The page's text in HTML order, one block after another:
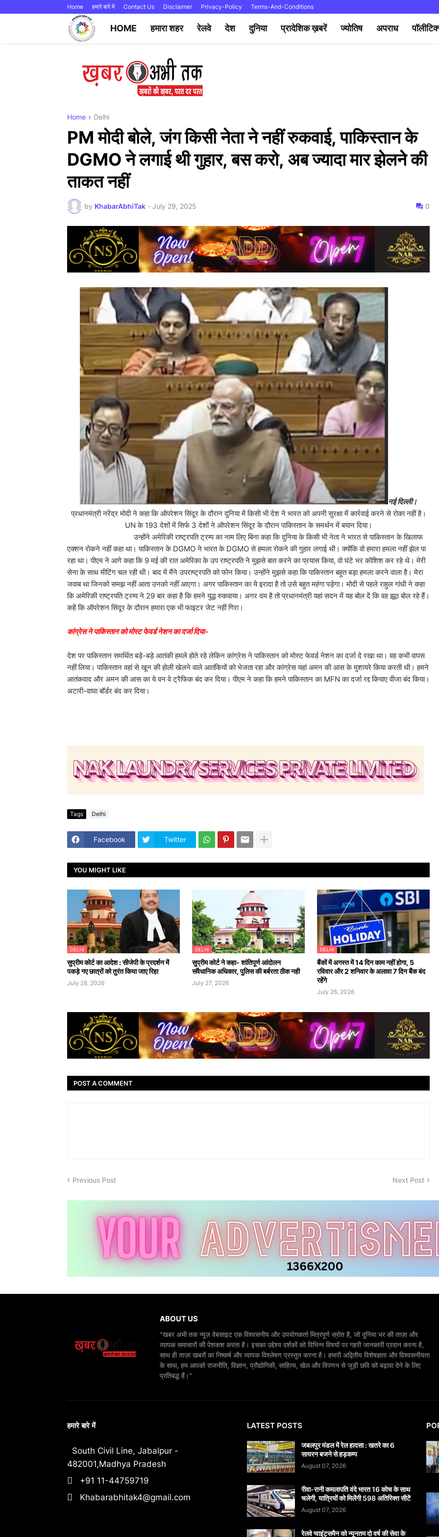
Home हमारे बारे में Contact Us Disclaimer Privacy-Policy Terms-And-Conditions
HOME हमारा शहर रेलवे देश दुनिया प्रादेशिक ख़बरें ज्योतिष अपराध
Home Delhi
PM मोदी बोले, जंग किसी नेता ने नहीं रुकवाई, पाकिस्तान के
DGMO ने लगाई थी गुहार, बस करो, अब ज्यादा मार झेलने की
ताकत नहीं
by KhabarAbhiTak - July 29, 2025 0
नई दिल्ली।
प्रधानमंत्री नरेंद्र मोदी ने कहा कि ऑपरेशन सिंदूर के दौरान दुनिया में किसी भी देश ने भारत को अपनी सुरक्षा में कार्रवाई करने से रोका नहीं है।
UN के 193 देशों में सिर्फ 3 देशों ने ऑपरेशन सिंदूर के दौरान पाकिस्तान के समर्थन में बयान दिया।
उन्होंने अमेरिकी राष्ट्रपति ट्रम्प का नाम लिए बिना कहा कि दुनिया के किसी भी नेता ने भारत से पाकिस्तान के खिलाफ
एक्शन रोकने नहीं कहा था। पाकिस्तान के DGMO ने भारत के DGMO से हमला रोकने की गुहार लगाई थी। क्योंकि वो हमारा हमला नहीं झेल पा
रहा था। पीएम ने आगे कहा कि 9 मई की रात अमेरिका के उप राष्ट्रपति ने मुझसे बात करने का प्रयास किया, वो घंटे भर कोशिश कर रहे थे। मेरी
सेना के साथ मीटिंग चल रही थी। बाद में मैंने उपराष्ट्रपति को फोन किया। उन्होंने मुझसे कहा कि पाकिस्तान बहुत बड़ा हमला करने वाला है। मेरा
जवाब था जिनको समझ नहीं आता उनको नहीं आएगा। अगर पाकिस्तान का ये इरादा है तो उसे बहुत महंगा पड़ेगा। मोदी से पहले राहुल गांधी ने कहा
कि अमेरिकी राष्ट्रपति ट्रम्प ने 29 बार कहा है कि हमने युद्ध रुकवाया। अगर दम है तो प्रधानमंत्री यहां सदन में यह बोल दें कि वह झूठ बोल रहे हैं।
कहें कि ऑपरेशन सिंदूर के दौरान हमारा एक भी फाइटर जेट नहीं गिरा।
कांग्रेस ने पाकिस्तान को मोस्ट फेवर्ड नेशन का दर्जा दिया-
देश पर पाकिस्तान समर्थित बड़े-बड़े आतंकी हमले होते रहे लेकिन कांग्रेस ने पाकिस्तान को मोस्ट फेवर्ड नेशन का दर्जा दे रखा था। वह कभी वापस
नहीं लिया। पाकिस्तान वहां से खून की होली खेलने वाले आतंकियों को भेजता रहा और कांग्रेस यहां अमन की आस के मुशायरे किया करती थी। हमने
आतंकवाद और अमन की आस का ये वन वे ट्रैफिक बंद कर दिया। पीएम ने कहा कि हमने पाकिस्तान का MFN का दर्जा रद्द कियाए वीजा बंद किया।
अटारी-वाघा बॉर्डर बंद कर दिया।
Tags Delhi
Facebook Twitter
YOU MIGHT LIKE
DELHI
सुप्रीम कोर्ट का आदेश : सीजेपी के प्रदर्शन में
पकड़े गए छात्रों को तुरंत किया जाए रिहा
July 28, 2026
DELHI
सुप्रीम कोर्ट ने कहा- शांतिपूर्ण आंदोलन
संवैधानिक अधिकार, पुलिस की बर्बरता ठीक नही
July 27, 2026
DELHI
बैंकों में अगस्त में 14 दिन काम नहीं होगा, 5
रविवार और 2 शनिवार के अलावा 7 दिन बैंक बंद
रहेंगे
July 26, 2026
POST A COMMENT
Previous Post Next Post
ABOUT US
"खबर अभी तक न्यूज़ वेबसाइट एक विश्वसनीय और उपयोगकर्ता मित्रपूर्ण स्रोत है, जो दुनिया भर की ताज़ा और
व्यापक समाचारों की पेशकश करता है। इसका उद्देश्य दर्शकों को विभिन्न विषयों पर गहरी जानकारी प्रदान करना है,
साथ ही ताज़ा खबरों का निष्कर्ष और व्यापक विश्लेषण प्रस्तुत करना है। हमारी अद्वितीय विशेषज्ञता और विश्वसनीयता
के साथ, हम आपको राजनीति, विज्ञान, प्रौद्योगिकी, साहित्य, खेल और विपणन से जुड़ी छवि को बढ़ावा देने के लिए
प्रतिबद्ध हैं।"
हमारे बारे में
South Civil Line, Jabalpur -
482001,Madhya Pradesh
+91 11-44759719
Khabarabhitak4@gmail.com
LATEST POSTS
जबलपुर मंडल में रेल हादसा : खतरे का 6
सायरन बजने से हड़कम्प
August 07, 2026
रीवा-रानी कमलापति वंदे भारत 16 कोच के साथ
चलेगी, यात्रियों को मिलेंगी 598 अतिरिक्त सीटें
August 07, 2026
रेलवे प्वाइंट्समैन को न्यूनतम दो वर्ष की सेवा के